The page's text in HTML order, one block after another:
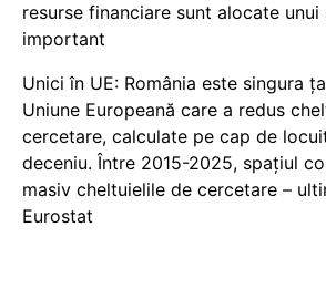
resurse financiare sunt alocate
important
Unici în UE: România este singura
Uniune Europeană care a redus
cercetare, calculate pe cap de
deceniu. Între 2015-2025, spațiul
masiv cheltuielile de cercetare –
Eurostat